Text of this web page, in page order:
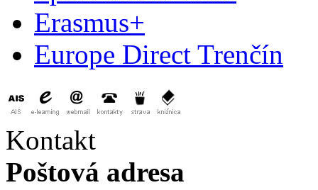
Erasmus+
Europe Direct Trenčín
Kontakt
Poštová adresa